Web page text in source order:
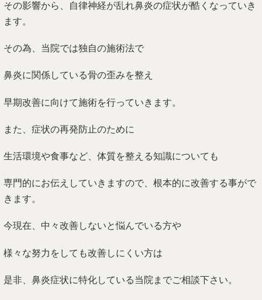
その影響から、自律神経が乱れ鼻炎の症状が酷くなっていき
ます。
その為、当院では独自の施術法で
鼻炎に関係している骨の歪みを整え
早期改善に向けて施術を行っていきます。
また、症状の再発防止のために
生活環境や食事など、体質を整える知識についても
専門的にお伝えしていきますので、根本的に改善する事がで
きます。
今現在、中々改善しないと悩んでいる方や
様々な努力をしても改善しにくい方は
是非、鼻炎症状に特化している当院までご相談下さい。